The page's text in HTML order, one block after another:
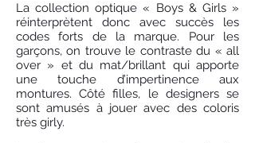
La collection optique « Boys & Girls »
réinterprètent donc avec succès les
codes forts de la marque. Pour les
garçons, on trouve le contraste du « all
over » et du mat/brillant qui apporte
une touche d’impertinence aux
montures. Côté filles, le designers se
sont amusés à jouer avec des coloris
très girly.